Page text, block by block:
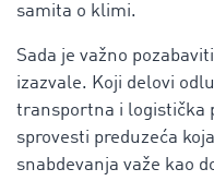
samita o klimi.
Sada je važno
izazvale. Koji delovi
transportna i logistička
sprovesti preduzeća
snabdevanja važe kao